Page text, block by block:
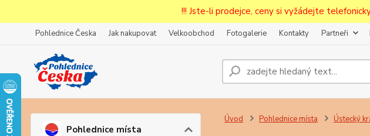
!!! Jste-li prodejce, ceny si vyžádejte
Pohlednice Česka Jak nakupovat Velkoobchod Fotogalerie Kontakty Partneři
Pohlednice místa
Úvod Pohlednice místa Ústecký
Prodejcům bude po